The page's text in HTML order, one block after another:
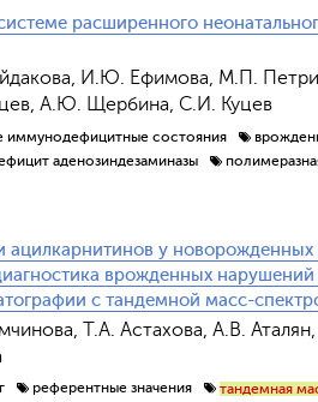
расширенного
И.Ю. Ефимова, М.П.
А.Ю. Щербина, С.И. Куцев
иммунодефицитные состояния
аденозиндезаминазы
у новорожденных
врожденных
с тандемной масс-
Т.А. Астахова, А.В.
референтные значения тандемная